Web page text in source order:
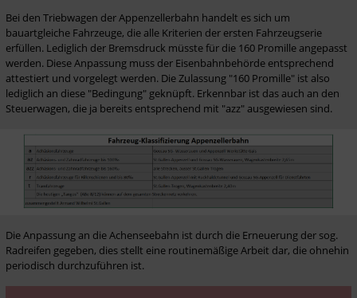
Bei den Triebwagen der Appenzellerbahn handelt es sich um
bauartgleiche Fahrzeuge, die alle Kriterien der ersten Fahrzeugserie
erfüllen. Lediglich der Bremsdruck müsste für die 160 Promille angepasst
werden. Diese Anpassung muss der Eisenbahnbehörde entsprechend
attestiert und vorgelegt werden. Die Zulassung "160 Promille" ist also
lediglich an diese "Bedingung" geknüpft. Erkennbar ist das auch an den
Steuerwagen, die ja bereits entsprechend mit "azz" ausgewiesen sind.
Die Anpassung an die Achenseebahn ist durch die Erneuerung der sog.
Radreifen gegeben, dies stellt eine routinemäßige Arbeit dar, die ohnehin
periodisch durchzuführen ist.